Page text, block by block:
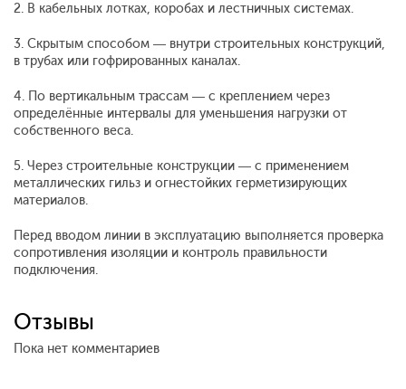
2. В кабельных лотках, коробах и лестничных системах.
3. Скрытым способом — внутри строительных конструкций,
в трубах или гофрированных каналах.
4. По вертикальным трассам — с креплением через
определённые интервалы для уменьшения нагрузки от
собственного веса.
5. Через строительные конструкции — с применением
металлических гильз и огнестойких герметизирующих
материалов.
Перед вводом линии в эксплуатацию выполняется проверка
сопротивления изоляции и контроль правильности
подключения.
Отзывы
Пока нет комментариев